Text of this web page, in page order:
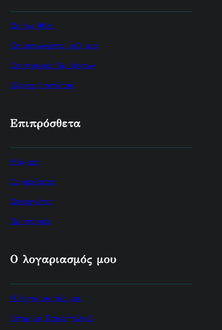
Σε ένα Φίλο
Επικοινωνήστε μαζί μας
Επιστροφές Προϊόντων
Χάρτης Ισοτόπου
Επιπρόσθετα
Μάρκες
Δωροκάρτες
Συνεργάτες
Προσφορές
Ο λογαριασμός μου
Ο λογαριασμός μου
Ιστορικό Παραγγελιών